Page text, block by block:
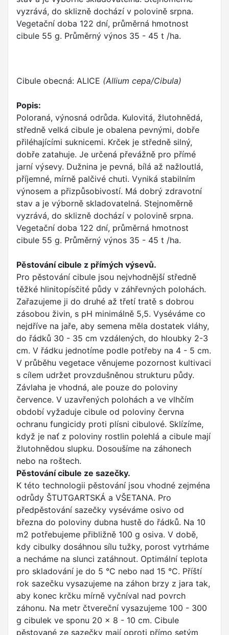
vyzrává, do sklizně dochází v polovině srpna.
Vegetační doba 122 dní, průměrná hmotnost
cibule 55 g. Průměrný výnos 35 - 45 t /ha.
Cibule obecná: ALICE (Allium cepa/Cibula)
Popis:
Poloraná, výnosná odrůda. Kulovitá, žlutohnědá,
středně velká cibule je obalena pevnými, dobře
přiléhajícími suknicemi. Krček je středně silný,
dobře zatahuje. Je určená převážně pro přímé
jarní výsevy. Dužnina je pevná, bílá až nažloutlá,
příjemné, mírně palčivé chuti. Vyniká stabilním
výnosem a přizpůsobivostí. Má dobrý zdravotní
stav a je výborně skladovatelná. Stejnoměrně
vyzrává, do sklizně dochází v polovině srpna.
Vegetační doba 122 dní, průměrná hmotnost
cibule 55 g. Průměrný výnos 35 - 45 t /ha.
Pěstování cibule z přímých výsevů.
Pro pěstování cibule jsou nejvhodnější středně
těžké hlinitopísčité půdy v záhřevných polohách.
Zařazujeme ji do druhé až třetí tratě s dobrou
zásobou živin, s pH minimálně 5,5. Vyséváme co
nejdříve na jaře, aby semena měla dostatek vláhy,
do řádků 30 - 35 cm vzdálených, do hloubky 2-3
cm. V řádku jednotíme podle potřeby na 4 - 5 cm.
V průběhu vegetace věnujeme pozornost kultivaci
s cílem udržet provzdušněnou strukturu půdy.
Závlaha je vhodná, ale pouze do poloviny
července. V uzavřených polohách a ve vlhčím
období vyžaduje cibule od poloviny června
ochranu fungicidy proti plísni cibulové. Sklízíme,
když je nať z poloviny rostlin polehlá a cibule mají
žlutohnědou slupku. Dosoušíme na záhonech
nebo na roštech.
Pěstování cibule ze sazečky.
K této technologii pěstování jsou vhodné zejména
odrůdy ŠTUTGARTSKÁ a VŠETANA. Pro
předpěstování sazečky vyséváme osivo od
března do poloviny dubna hustě do řádků. Na 10
m2 potřebujeme přibližně 100 g osiva. V době,
kdy cibulky dosáhnou sílu tužky, porost vytrháme
a necháme na slunci zatáhnout. Optimální teplota
pro skladování je do 5 °C nebo nad 15 °C. Příští
rok sazečku vysazujeme na záhon brzy z jara tak,
aby konec krčku mírně vyčníval nad povrch
záhonu. Na metr čtvereční vysazujeme 100 - 300
g cibulek ve sponu 20 x 8 - 10 cm. Cibule
pěstované ze sazečky mají oproti přímo setým